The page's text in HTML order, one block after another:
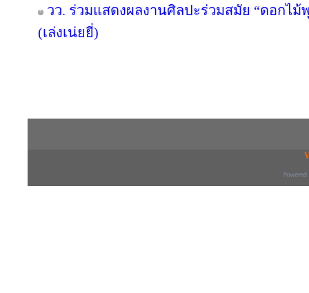
วว. ร่วมแสดงผลงานศิลปะร่วมสมัย “ดอกไ
(เล่งเน่ยยี่)